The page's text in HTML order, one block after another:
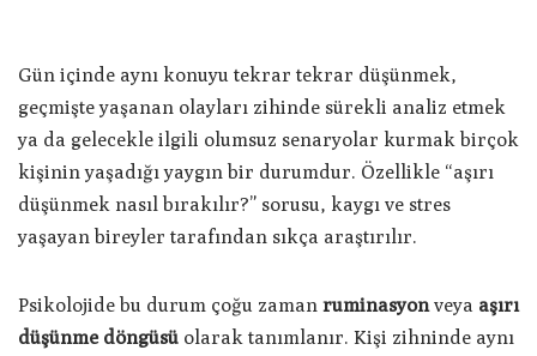
Gün içinde aynı konuyu tekrar tekrar düşünmek,
geçmişte yaşanan olayları zihinde sürekli analiz etmek
ya da gelecekle ilgili olumsuz senaryolar kurmak birçok
kişinin yaşadığı yaygın bir durumdur. Özellikle “aşırı
düşünmek nasıl bırakılır?” sorusu, kaygı ve stres
yaşayan bireyler tarafından sıkça araştırılır.
Psikolojide bu durum çoğu zaman ruminasyon veya aşırı
düşünme döngüsü olarak tanımlanır. Kişi zihninde aynı